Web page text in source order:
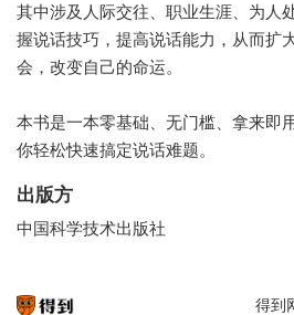
其中涉及人际交往、职业生涯、为人
握说话技巧，提高说话能力，从而扩
会，改变自己的命运。
本书是一本零基础、无门槛、拿来即
你轻松快速搞定说话难题。
出版方
中国科学技术出版社
得到